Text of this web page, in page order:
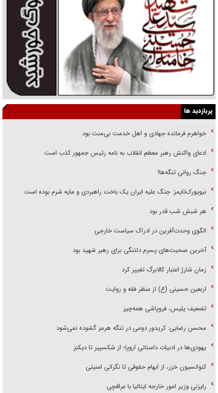
پربازدید ها
خواهرم فرمانده جهادی و اهل خدمت بی‌منت بود
ادعای واکنش رهبر معظم انقلاب به نامه رئیس جمهور کذب است
جنگ روانی تنگه‌ها!
نیویورک‌تایمز: جنگ علیه ایران یک باخت راهبردی و مایه شرم بوده است
هر شبش شب قدر بود
الگوی وحدت‌آفرین در ادراک سیاست خارجی
آخرین صحبت‌های پسرم دلتنگی برای رهبر شهید بود
زمان شارژ اعتبار کالابرگ تغییر کرد
اربعین حسینی (ع) از منظر فقه و روایت
تضعیف پلیس، فروپاشی همه‌چیز
محسن رضایی: کریدور دومی در تنگه هرمز گشوده نمی‌شود
یهودی‌ها در ادبیات داستانی اروپا؛ از شکسپیر تا دیکنز
کنوانسیون خزر، از ابهام حقوقی تا نگرانی امنیتی
رایزنی وزیر امور خارجه ایتالیا با عراقچی